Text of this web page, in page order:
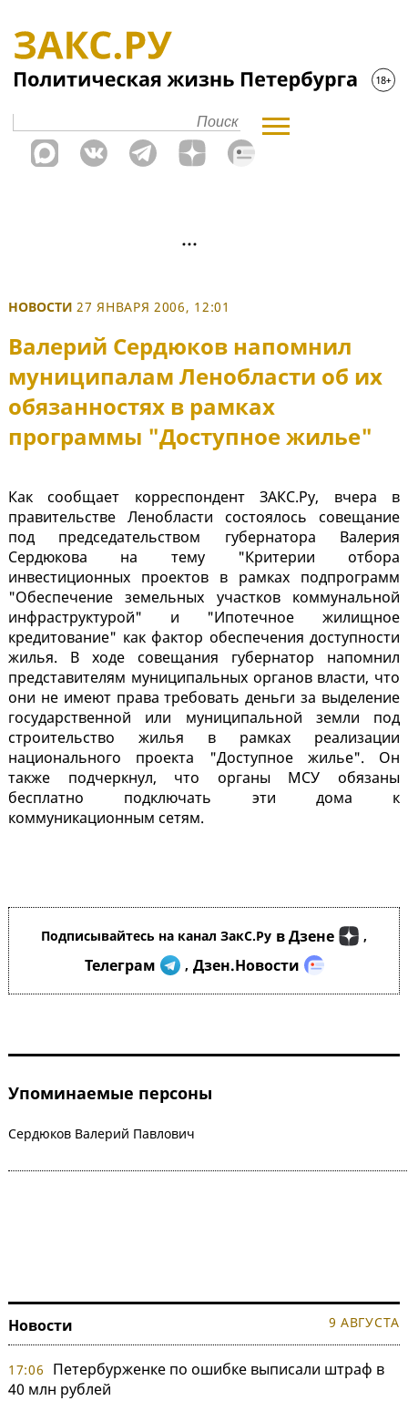
НОВОСТИ 27 ЯНВАРЯ 2006, 12:01
Валерий Сердюков напомнил
муниципалам Ленобласти об их
обязанностях в рамках
программы "Доступное жилье"
Как сообщает корреспондент ЗАКС.Ру, вчера в
правительстве Ленобласти состоялось совещание
под председательством губернатора Валерия
Сердюкова на тему "Критерии отбора
инвестиционных проектов в рамках подпрограмм
"Обеспечение земельных участков коммунальной
инфраструктурой" и "Ипотечное жилищное
кредитование" как фактор обеспечения доступности
жилья. В ходе совещания губернатор напомнил
представителям муниципальных органов власти, что
они не имеют права требовать деньги за выделение
государственной или муниципальной земли под
строительство жилья в рамках реализации
национального проекта "Доступное жилье". Он
также подчеркнул, что органы МСУ обязаны
бесплатно подключать эти дома к
коммуникационным сетям.
Подписывайтесь на канал ЗакС.Ру в Дзене ,
Телеграм , Дзен.Новости
Упоминаемые персоны
Сердюков Валерий Павлович
Новости 9 АВГУСТА
17:06
Петербурженке по ошибке выписали штраф в
40 млн рублей